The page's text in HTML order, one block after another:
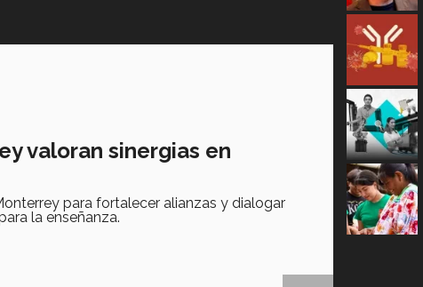
valoran sinergias en
para fortalecer alianzas y dialogar
la enseñanza.